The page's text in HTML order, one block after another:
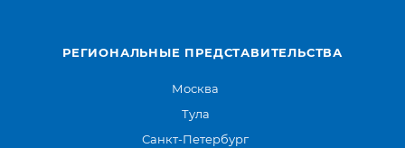
РЕГИОНАЛЬНЫЕ ПРЕДСТАВИТЕЛЬСТВА
Москва
Тула
Санкт-Петербург